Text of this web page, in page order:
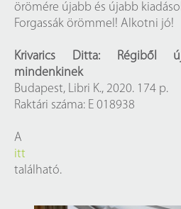
örömére újabb és újabb
Forgassák örömmel! Alkotni jó!
Krivarics Ditta: Régiből
mindenkinek
Budapest, Libri K., 2020. 174 p.
Raktári száma: E 018938
A
itt
található.